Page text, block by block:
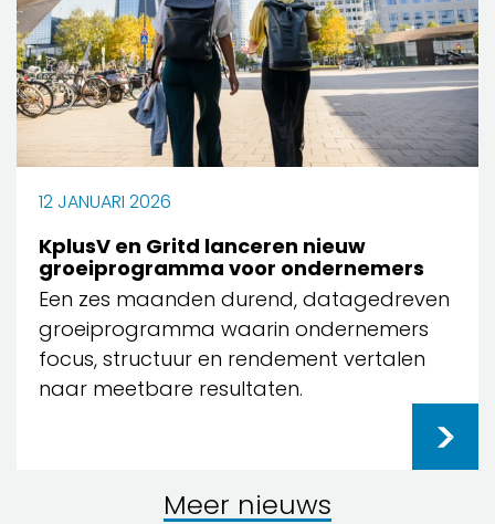
12 JANUARI 2026
KplusV en Gritd lanceren nieuw
groeiprogramma voor ondernemers
Een zes maanden durend, datagedreven
groeiprogramma waarin ondernemers
focus, structuur en rendement vertalen
naar meetbare resultaten.
Meer nieuws